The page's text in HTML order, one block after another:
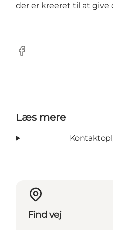
der er kreeret til at give
Facebook
Læs mere
Find vej